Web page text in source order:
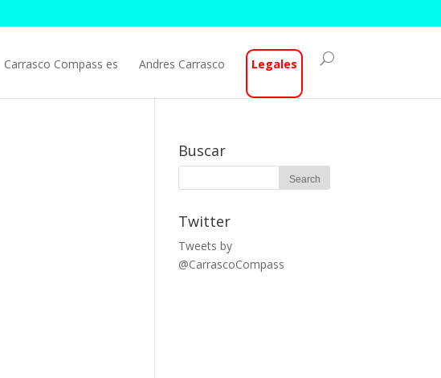
Carrasco Compass es Andres Carrasco Legales
Buscar
Twitter
Tweets by
@CarrascoCompass